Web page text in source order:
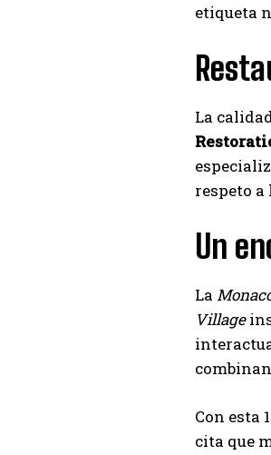
etiqueta
La
respeto
Un
La
Village
Con esta
cita que